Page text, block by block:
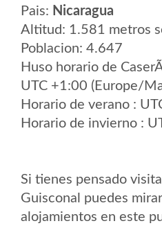
Pais: Nicaragua
Altitud: 1.581 metros
Poblacion: 4.647
Huso horario de
UTC +1:00 (Europe/
Horario de verano :
Horario de invierno :
Si tienes pensado
Guisconal puedes
alojamientos en este